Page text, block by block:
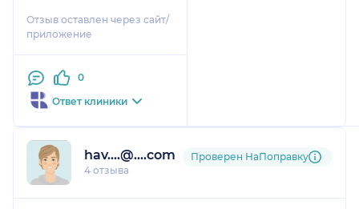
Николаевичу за их
профессионализм,
доброжелательность.
Оперировали здесь
уровне!
Отзыв оставлен через сайт/
приложение
0
Ответ клиники
hav....@....com
4 отзыва
Проверен НаПоправку